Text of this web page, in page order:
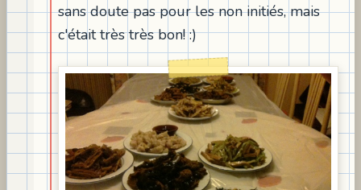
sans doute pas pour les non initiés, mais
c'était très très bon! :)